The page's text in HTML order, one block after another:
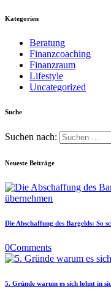
Kategorien
Beratung
Finanzcoaching
Finanzraum
Lifestyle
Uncategorized
Suche
Suchen nach:
Neueste Beiträge
Die Abschaffung des Bargelds: So
0Comments
5. Gründe warum es sich lohnt in